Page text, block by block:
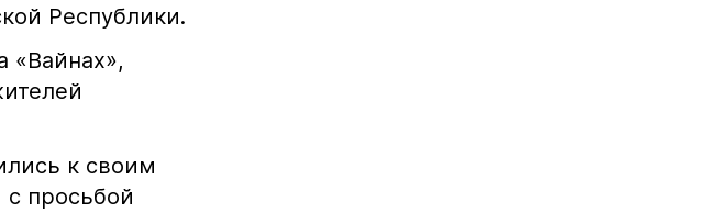
Республики.
«Вайнах»,
к своим
просьбой